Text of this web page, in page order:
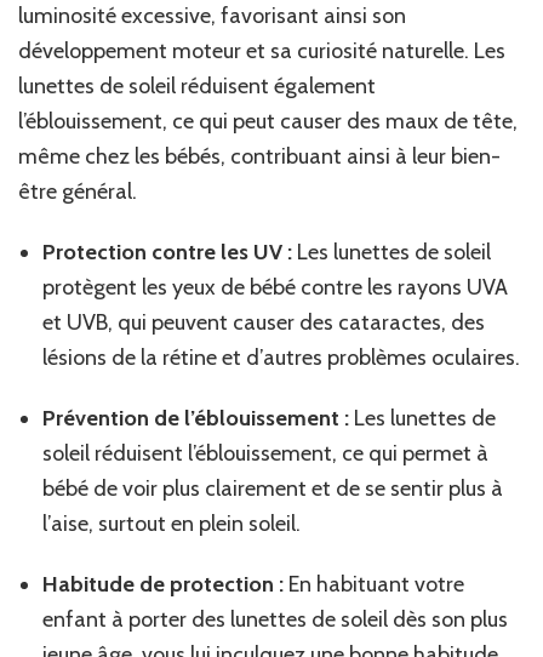
luminosité excessive, favorisant ainsi son
développement moteur et sa curiosité naturelle. Les
lunettes de soleil réduisent également
l’éblouissement, ce qui peut causer des maux de tête,
même chez les bébés, contribuant ainsi à leur bien-
être général.
Protection contre les UV : Les lunettes de soleil
protègent les yeux de bébé contre les rayons UVA
et UVB, qui peuvent causer des cataractes, des
lésions de la rétine et d’autres problèmes oculaires.
Prévention de l’éblouissement : Les lunettes de
soleil réduisent l’éblouissement, ce qui permet à
bébé de voir plus clairement et de se sentir plus à
l’aise, surtout en plein soleil.
Habitude de protection : En habituant votre
enfant à porter des lunettes de soleil dès son plus